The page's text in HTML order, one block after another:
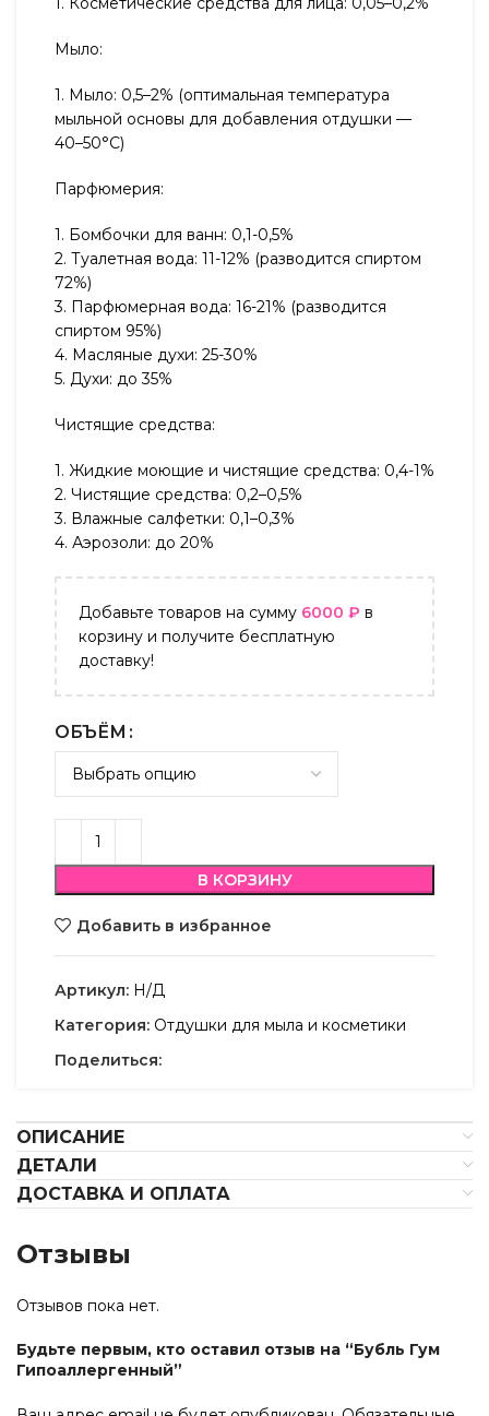
Мыло:
1. Мыло: 0,5–2% (оптимальная температура
мыльной основы для добавления отдушки —
40–50°С)
Парфюмерия:
1. Бомбочки для ванн: 0,1-0,5%
2. Туалетная вода: 11-12% (разводится спиртом
72%)
3. Парфюмерная вода: 16-21% (разводится
спиртом 95%)
4. Масляные духи: 25-30%
5. Духи: до 35%
Чистящие средства:
1. Жидкие моющие и чистящие средства: 0,4-1%
2. Чистящие средства: 0,2–0,5%
3. Влажные салфетки: 0,1–0,3%
4. Аэрозоли: до 20%
Добавьте товаров на сумму 6000 ₽ в
корзину и получите бесплатную
доставку!
ОБЪЁМ
В КОРЗИНУ
Добавить в избранное
Артикул: Н/Д
Категория: Отдушки для мыла и косметики
Поделиться:
ОПИСАНИЕ
ДЕТАЛИ
ДОСТАВКА И ОПЛАТА
Отзывы
Отзывов пока нет.
Будьте первым, кто оставил отзыв на “Бубль Гум
Гипоаллергенный”